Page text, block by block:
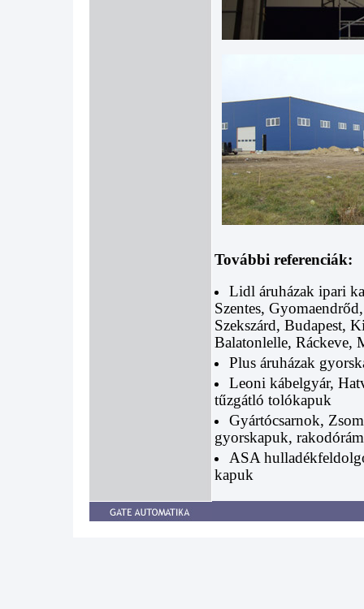
További referenciák:
Lidl áruházak ipari
Szentes,
Szekszárd, Budapest,
Balatonlelle, Ráckeve,
Plus áruházak
Leoni kábelgyár,
tűzgátló tolókapuk
Gyártócsarnok,
gyorskapuk,
ASA
kapuk